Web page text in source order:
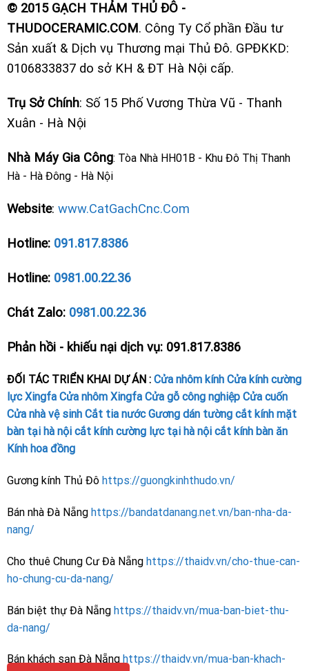
© 2015 GẠCH THẢM THỦ ĐÔ -
THUDOCERAMIC.COM. Công Ty Cổ phần Đầu tư
Sản xuất & Dịch vụ Thương mại Thủ Đô. GPĐKKD:
0106833837 do sở KH & ĐT Hà Nội cấp.
Trụ Sở Chính: Số 15 Phố Vương Thừa Vũ - Thanh
Xuân - Hà Nội
Nhà Máy Gia Công: Tòa Nhà HH01B - Khu Đô Thị Thanh
Hà - Hà Đông - Hà Nội
Website: www.CatGachCnc.Com
Hotline: 091.817.8386
Hotline: 0981.00.22.36
Chát Zalo: 0981.00.22.36
Phản hồi - khiếu nại dịch vụ: 091.817.8386
ĐỐI TÁC TRIỂN KHAI DỰ ÁN : Cửa nhôm kính Cửa kính cường
lực Xingfa Cửa nhôm Xingfa Cửa gỗ công nghiệp Cửa cuốn
Cửa nhà vệ sinh Cắt tia nước Gương dán tường cắt kính mặt
bàn tại hà nội cắt kính cường lực tại hà nội cắt kính bàn ăn
Kính hoa đồng
Gương kính Thủ Đô https://guongkinhthudo.vn/
Bán nhà Đà Nẵng https://bandatdanang.net.vn/ban-nha-da-
nang/
Cho thuê Chung Cư Đà Nẵng https://thaidv.vn/cho-thue-can-
ho-chung-cu-da-nang/
Bán biệt thự Đà Nẵng https://thaidv.vn/mua-ban-biet-thu-
da-nang/
Bán khách sạn Đà Nẵng https://thaidv.vn/mua-ban-khach-